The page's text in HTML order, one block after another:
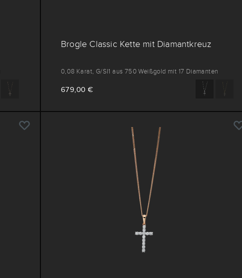
Brogle Classic Kette mit Diamantkreuz
0,08 Karat, G/SI1 aus 750 Weißgold mit 17 Diamanten
679,00 €